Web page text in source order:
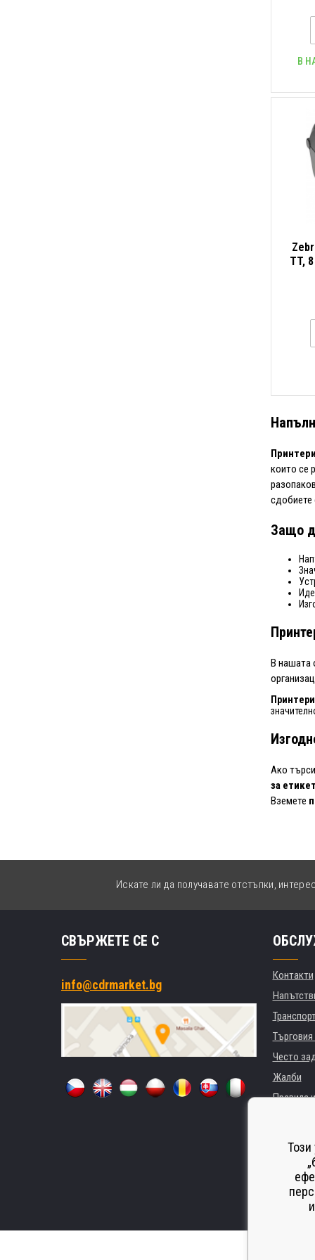
В
TT,
които се
сдобиете
Защо
В нашата
Ако
за
Вземете
Искате ли да получавате отстъпки,
СВЪРЖЕТЕ СЕ С
info@cdrmarket.bg
Контакти
Често
Жалби
Правила
Наемане
Този